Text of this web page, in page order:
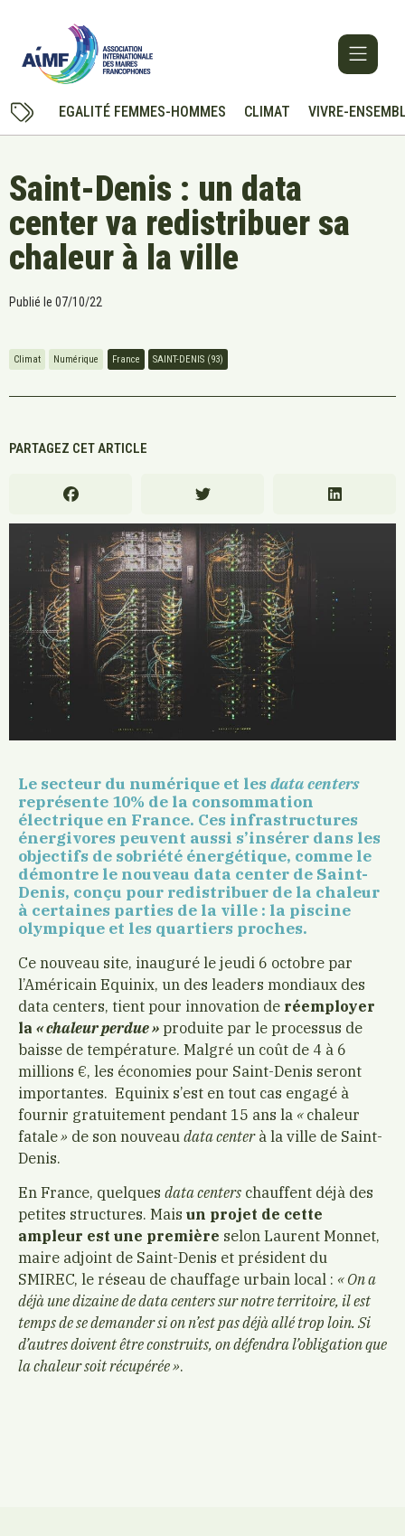
EGALITÉ FEMMES-HOMMES CLIMAT VIVRE-
Saint-Denis : un data
center va redistribuer sa
chaleur à la ville
Publié le 07/10/22
Climat Numérique France SAINT-DENIS (93)
PARTAGEZ CET ARTICLE
Le secteur du numérique et les data centers
représente 10% de la consommation
électrique en France. Ces infrastructures
énergivores peuvent aussi s’insérer dans les
objectifs de sobriété énergétique, comme le
démontre le nouveau data center de Saint-
Denis, conçu pour redistribuer de la chaleur
à certaines parties de la ville : la piscine
olympique et les quartiers proches.
Ce nouveau site, inauguré le jeudi 6 octobre par
l’Américain Equinix, un des leaders mondiaux des
data centers, tient pour innovation de réemployer
la « chaleur perdue » produite par le processus de
baisse de température. Malgré un coût de 4 à 6
millions €, les économies pour Saint-Denis seront
importantes. Equinix s’est en tout cas engagé à
fournir gratuitement pendant 15 ans la «chaleur
fatale» de son nouveau data centerà la ville de Saint-
Denis.
En France, quelques data centers chauffent déjà des
petites structures. Mais un projet de cette
ampleur est une première selon Laurent Monnet,
maire adjoint de Saint-Denis et président du
SMIREC, le réseau de chauffage urbain local : « On a
déjà une dizaine de data centers sur notre territoire, il est
temps de se demander si on n’est pas déjà allé trop loin. Si
d’autres doivent être construits, on défendra l’obligation que
la chaleur soit récupérée ».